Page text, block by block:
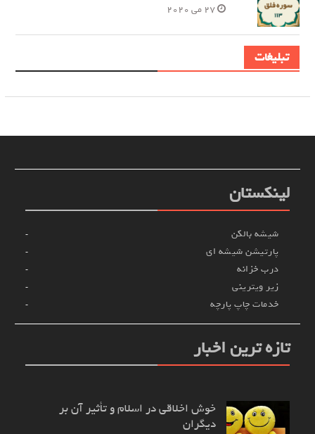
27 می 2020
تبلیغات
لینکستان
شیشه بالکن
پارتیشن شیشه ای
درب خزانه
زیر ویترینی
خدمات چاپ پارچه
تازه ترین اخبار
خوش اخلاقی در اسلام و تأثیر آن بر
دیگران